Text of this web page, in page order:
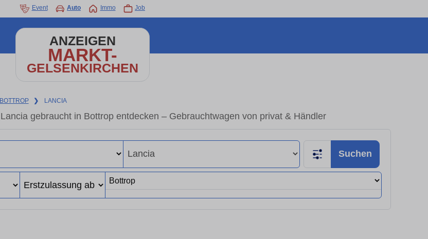
Event Auto Immo Job
ANZEIGEN
MARKT-
GELSENKIRCHEN
BOTTROP ❯ LANCIA
Lancia gebraucht in Bottrop entdecken – Gebrauchtwagen von privat & Händler
Suchen